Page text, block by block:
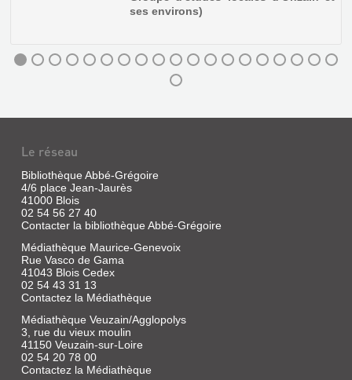
SI
LE
ses environs)
MES
SOUVENIRS
DES
GUERRES
1870,
1814,
1839
Sans
exemplaire
Le réseau
Bibliothèque Abbé-Grégoire
4/6 place Jean-Jaurès
41000 Blois
02 54 56 27 40
Contacter la bibliothèque Abbé-Grégoire
Médiathèque Maurice-Genevoix
Rue Vasco de Gama
41043 Blois Cedex
02 54 43 31 13
Contactez la Médiathèque
Médiathèque Veuzain/Agglopolys
3, rue du vieux moulin
41150 Veuzain-sur-Loire
02 54 20 78 00
Contactez la Médiathèque